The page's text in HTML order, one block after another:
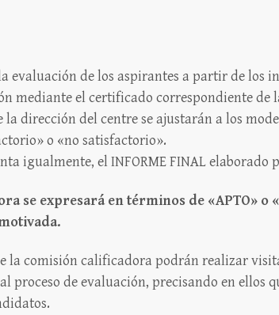
evaluación de los aspirantes a partir de los
mediante el certificado correspondiente de
dirección del centre se ajustarán a los
o «no satisfactorio».
igualmente, el INFORME FINAL elaborado
se expresará en términos de «APTO» o
la comisión calificadora podrán realizar
proceso de evaluación, precisando en ellos